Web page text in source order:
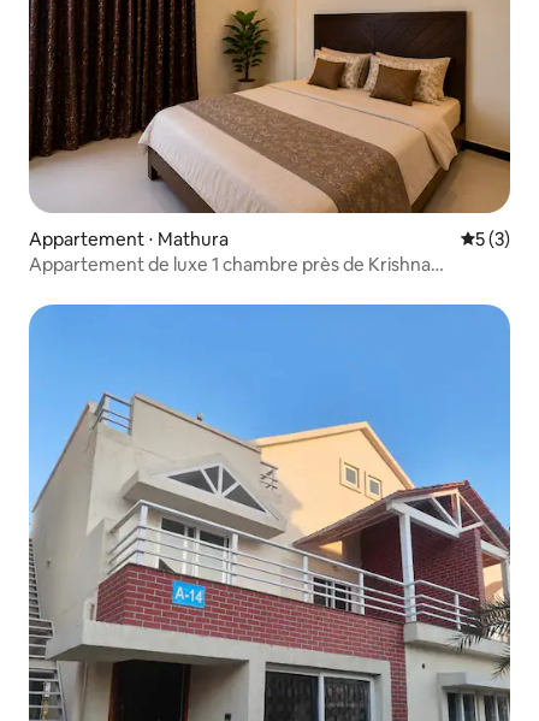
Appartement ⋅ Mathura
5 (3)
Appartement de luxe 1 chambre près de Krishna